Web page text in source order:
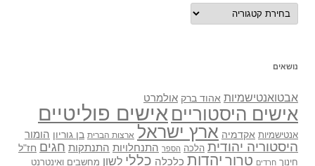
נושאים
נושאים
אבטואנטישמיות אהוד ברק אולמרט
אישים היסטוריים אישים פוליטיים
אנטישמיות אקדמיה ארץ ישראל ארצות הברית בן גוריון הומור
היסטוריה יהודית הלכה הספר התנחלויות התנתקות חגים חז"ל
חינוך חרדים טרור יהדות כלכלה כללי לשון מחשבים ואינטרנט